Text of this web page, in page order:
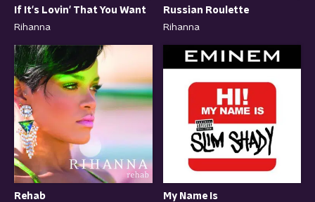
If It's Lovin' That You Want
Rihanna
Russian Roulette
Rihanna
Rehab
My Name Is